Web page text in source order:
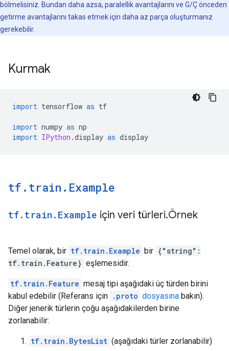
bölmelisiniz. Bundan daha azsa, paralellik avantajlarını ve G/Ç önceden
getirme avantajlarını takas etmek için daha az parça oluşturmanız
gerekebilir.
Kurmak
import tensorflow as tf
import numpy as np
import IPython .display as display
tf . train . Example
tf. train . Example için veri türleri.Örnek
Temel olarak, bir tf.train.Example bir {"string":
tf.train.Feature} eşlemesidir.
tf.train.Feature mesaj tipi aşağıdaki üç türden birini
kabul edebilir (Referans için .proto dosyasına bakın).
Diğer jenerik türlerin çoğu aşağıdakilerden birine
zorlanabilir:
tf.train.BytesList (aşağıdaki türler zorlanabilir)